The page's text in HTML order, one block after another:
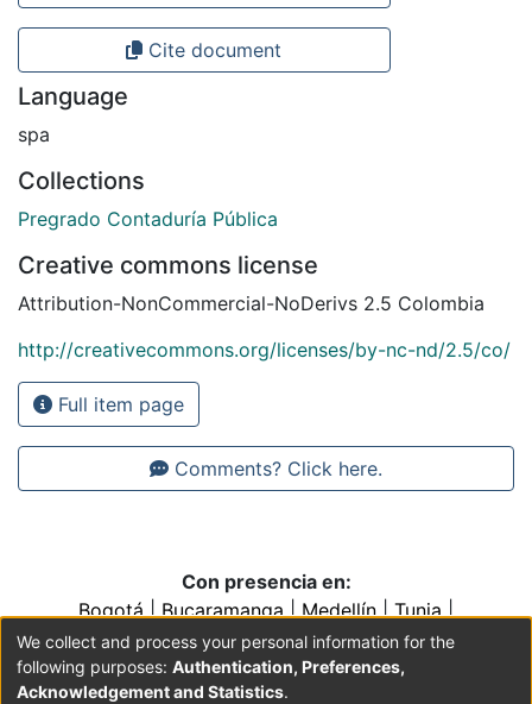
Cite document
Language
spa
Collections
Pregrado Contaduría Pública
Creative commons license
Attribution-NonCommercial-NoDerivs 2.5 Colombia
http://creativecommons.org/licenses/by-nc-nd/2.5/co/
Full item page
Comments? Click here.
Con presencia en:
Bogotá|Bucaramanga|Medellín|Tunja|
Villavicencio|Conventos y Colegios de la Orden de
Predicadores
We collect and process your personal information for the
following purposes: Authentication, Preferences,
Acknowledgement and Statistics.